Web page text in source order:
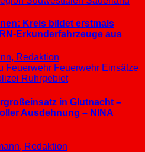
Kreis bildet erstmals
Erkunderfahrzeuge aus
Redaktion
Feuerwehr Feuerwehr Einsätze
Ruhrgebiet
in Glutnacht –
Ausdehnung – NINA
Redaktion